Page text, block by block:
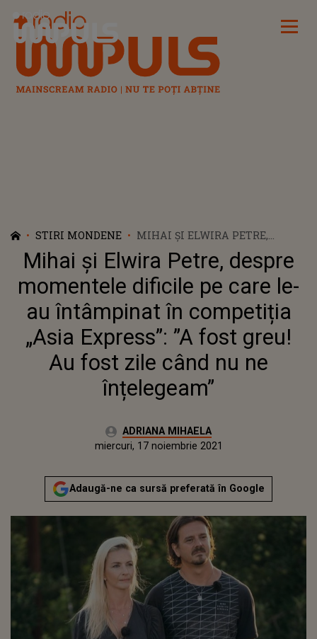
Radio Impuls
STIRI MONDENE
MIHAI ȘI ELWIRA PETRE,
DESPRE MOMENTELE DIFICILE
PE CARE LE-AU ÎNTÂMPINAT ÎN
COMPETIȚIA „ASIA EXPRESS”: ”A
FOST GREU! AU FOST ZILE CÂND
NU NE ÎNȚELEGEAM”
Mihai și Elwira Petre, despre
momentele dificile pe care le-
au întâmpinat în competiția
„Asia Express”: ”A fost greu!
Au fost zile când nu ne
înțelegeam”
Autor:ADRIANA MIHAELA
miercuri, 17 noiembrie 2021
Actualizat:
miercuri, 17 noiembrie 2021
Adaugă-ne ca sursă preferată în Google